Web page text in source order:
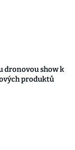
dronovou show k
produktů